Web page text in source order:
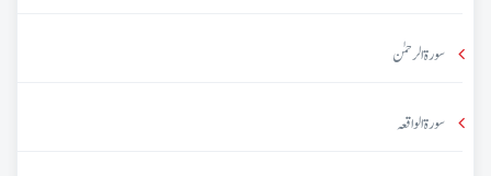
سورۃ الرحمٰن
سورۃ الواقعہ